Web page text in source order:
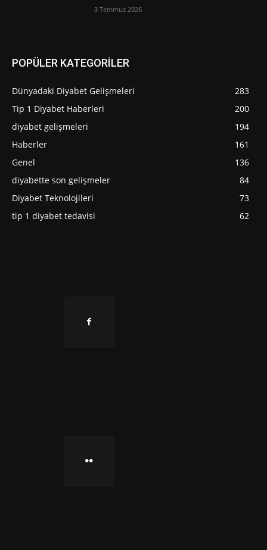
3 Temmuz 2026
POPÜLER KATEGORİLER
Dünyadaki Diyabet Gelişmeleri
283
Tip 1 Diyabet Haberleri
200
diyabet gelişmeleri
194
Haberler
161
Genel
136
diyabette son gelişmeler
84
Diyabet Teknolojileri
73
tip 1 diyabet tedavisi
62